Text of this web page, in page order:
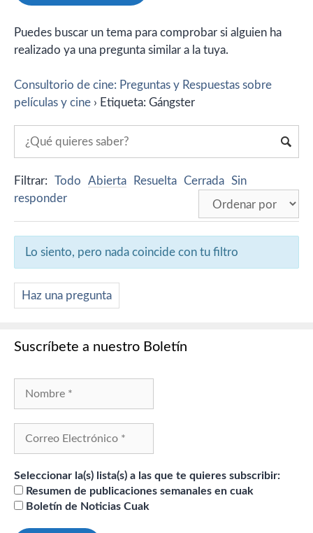
Puedes buscar un tema para comprobar si alguien ha
realizado ya una pregunta similar a la tuya.
Consultorio de cine: Preguntas y Respuestas sobre
películas y cine › Etiqueta: Gángster
Filtrar: Todo Abierta Resuelta Cerrada Sin
responder
Lo siento, pero nada coincide con tu filtro
Haz una pregunta
Suscríbete a nuestro Boletín
Seleccionar la(s) lista(s) a las que te quieres subscribir:
Resumen de publicaciones semanales en cuak
Boletín de Noticias Cuak